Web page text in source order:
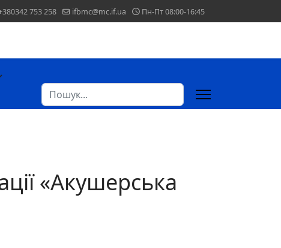
753 258 ifbmc@mc.if.ua Пн-Пт 08:00-16:45
Пошук
«Акушерська